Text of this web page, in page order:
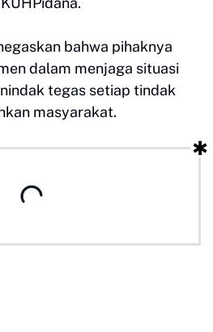
bahwa pihaknya
dalam menjaga situasi
tegas setiap tindak
masyarakat.